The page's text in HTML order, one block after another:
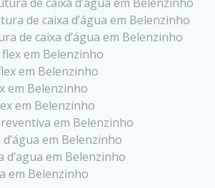
de caixa d’água em Belenzinho
de caixa d’água em Belenzinho
em Belenzinho
em Belenzinho
em Belenzinho
em Belenzinho
em Belenzinho
em Belenzinho
d’agua em Belenzinho
em Belenzinho